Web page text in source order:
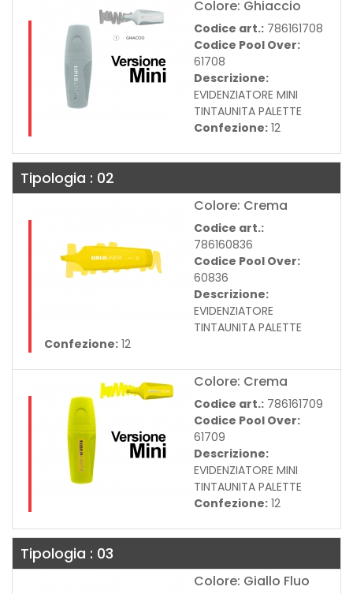
Colore: Ghiaccio
Codice art.: 786161708
Codice Pool Over:
61708
Descrizione:
EVIDENZIATORE MINI
TINTAUNITA PALETTE
Confezione: 12
Tipologia : 02
Colore: Crema
Codice art.:
786160836
Codice Pool Over:
60836
Descrizione:
EVIDENZIATORE
TINTAUNITA PALETTE
Confezione: 12
Colore: Crema
Codice art.: 786161709
Codice Pool Over:
61709
Descrizione:
EVIDENZIATORE MINI
TINTAUNITA PALETTE
Confezione: 12
Tipologia : 03
Colore: Giallo Fluo